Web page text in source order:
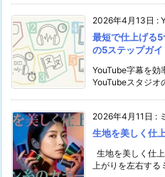
2026年4月13日 :
最短で仕上げる
の5ステップガイ
YouTube字幕を効
YouTubeスタジオ
2026年4月11日 :
生地を美しく仕
生地を美しく仕
上がりを左右する